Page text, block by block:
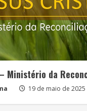
– Ministério da
19 de maio de 2025